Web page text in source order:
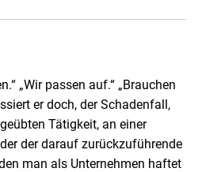
„Wir passen auf.“ „Brauchen
er doch, der Schadenfall,
Tätigkeit, an einer
der darauf zurückzuführende
man als Unternehmen haftet